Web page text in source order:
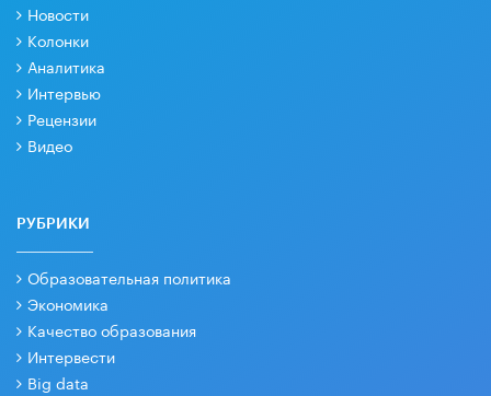
Новости
Колонки
Аналитика
Интервью
Рецензии
Видео
РУБРИКИ
Образовательная политика
Экономика
Качество образования
Интервести
Big data